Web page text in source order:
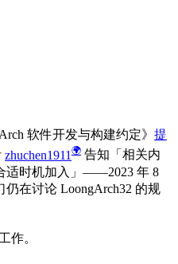
软件开发与构建约定》 提
zhuchen1911
告知「相关内
适时机加入」——2023 年 8
在讨论 LoongArch32 的规
工作。